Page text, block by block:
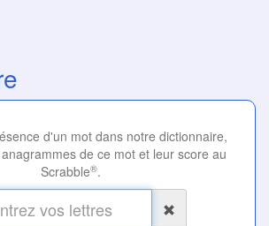
d'un mot dans notre dictionnaire,
de ce mot et leur score au
Scrabble®.